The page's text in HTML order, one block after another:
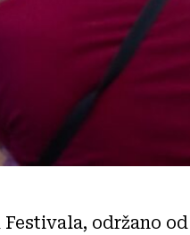
održano od